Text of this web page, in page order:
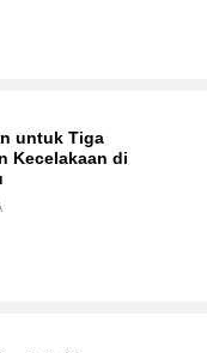
untuk Tiga
Kecelakaan di